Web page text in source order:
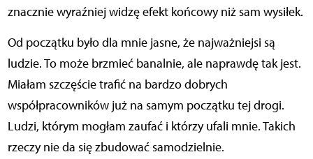
znacznie wyraźniej widzę efekt końcowy niż sam wysiłek.
Od początku było dla mnie jasne, że najważniejsi są
ludzie. To może brzmieć banalnie, ale naprawdę tak jest.
Miałam szczęście trafić na bardzo dobrych
współpracowników już na samym początku tej drogi.
Ludzi, którym mogłam zaufać i którzy ufali mnie. Takich
rzeczy nie da się zbudować samodzielnie.